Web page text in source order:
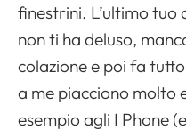
finestrini. L’ultimo tuo
non ti ha deluso,
colazione e poi fa
a me piacciono molto
esempio agli I Phone